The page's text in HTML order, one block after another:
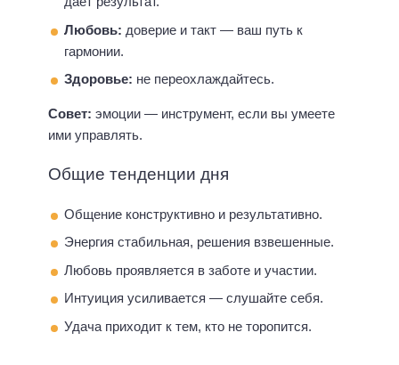
Любовь: доверие и такт — ваш путь к
гармонии.
Здоровье: не переохлаждайтесь.
Совет: эмоции — инструмент, если вы умеете
ими управлять.
Общие тенденции дня
Общение конструктивно и результативно.
Энергия стабильная, решения взвешенные.
Любовь проявляется в заботе и участии.
Интуиция усиливается — слушайте себя.
Удача приходит к тем, кто не торопится.